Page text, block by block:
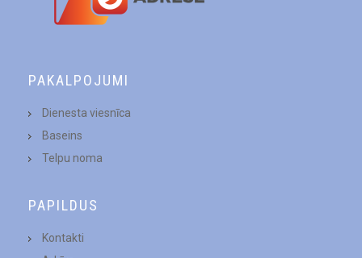
PAKALPOJUMI
Dienesta viesnīca
Baseins
Telpu noma
PAPILDUS
Kontakti